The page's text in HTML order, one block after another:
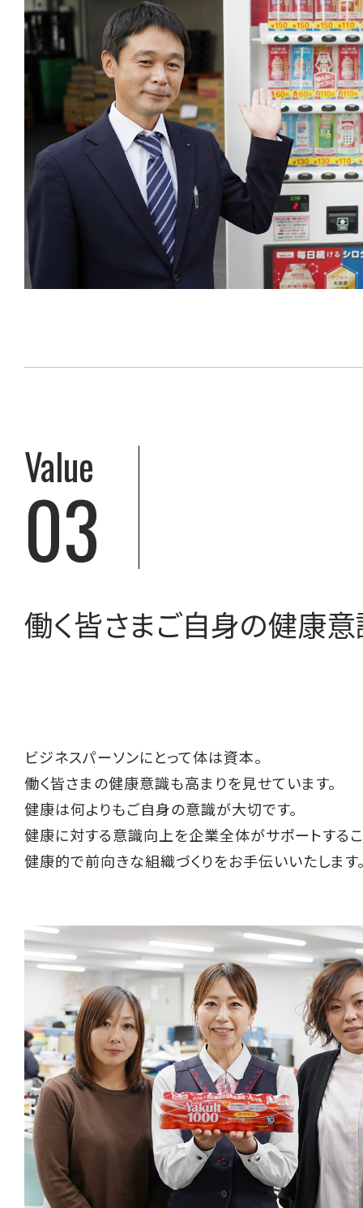
Value
03
働く皆さまご自身の健康
ビジネスパーソンにとって体は資本。
働く皆さまの健康意識も高まりを見せています。
健康は何よりもご自身の意識が大切です。
健康に対する意識向上を企業全体がサポートするこ
健康的で前向きな組織づくりをお手伝いいたします